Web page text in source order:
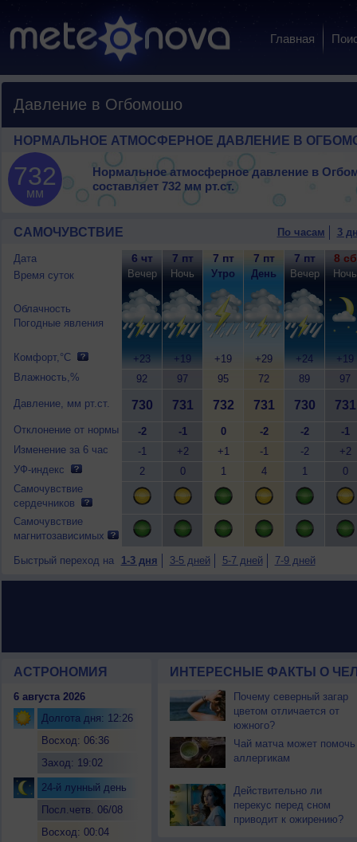
Главная
Давление в Огбомошо
НОРМАЛЬНОЕ АТМОСФЕРНОЕ ДАВЛЕНИЕ В
732
мм
Нормальное атмосферное давление в
составляет 732 мм рт.ст.
САМОЧУВСТВИЕ По часам 3
Дата
Время суток
Облачность
Погодные явления
Комфорт,°C
Влажность,%
Давление, мм рт.ст.
Отклонение от нормы
Изменение за 6 час
УФ-индекс
Самочувствие
сердечников
Самочувствие
магнитозависимых
6 чт
Вечер
+23
92
730
-2
-1
2
7 пт
Ночь
+19
97
731
-1
+2
0
7 пт
Утро
+19
95
732
0
+1
1
7 пт
День
+29
72
731
-2
-1
4
7 пт
Вечер
+24
89
730
-2
-2
1
8 сб
Ночь
+19
97
731
-1
+2
0
Быстрый переход на 1-3 дня 3-5 дней 5-7 дней 7-9 дней
АСТРОНОМИЯ
6 августа 2026
Долгота дня: 12:26
Восход: 06:36
Заход: 19:02
24-й лунный день
Посл.четв. 06/08
Восход: 00:04
ИНТЕРЕСНЫЕ ФАКТЫ О
Почему северный загар
цветом отличается от
южного?
Чай матча может помочь
аллергикам
Действительно ли
перекус перед сном
приводит к ожирению?